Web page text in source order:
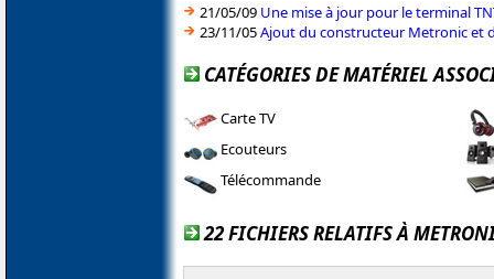
21/05/09 Une mise à jour pour le terminal
23/11/05Ajout du constructeur Metronic et
CATÉGORIES DE MATÉRIEL
Carte TV
Ecouteurs
Télécommande
22 FICHIERS RELATIFS À